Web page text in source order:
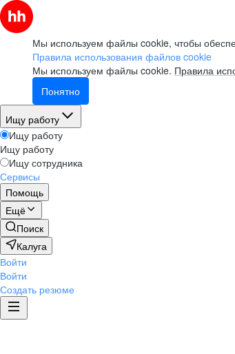
Мы используем файлы cookie, чтобы
Правила использования файлов cookie
Мы используем файлы cookie. Правила
Понятно
Ищу работу
Ищу работу
Ищу работу
Ищу сотрудника
Сервисы
Помощь
Ещё
Поиск
Калуга
Войти
Войти
Создать резюме